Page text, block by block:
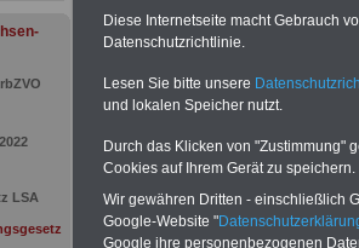
LSA
Sachsen-
Teilnahme
Diese Internetseite macht Gebrauch
Datenschutzrichtlinie.
Lesen Sie bitte unsere
und lokalen Speicher nutzt.
Durch das Klicken von "Zustimmung"
Cookies auf Ihrem Gerät zu speichern.
Wir gewähren Dritten - einschließlich
Google-Website "
Google ihre personenbezogenen